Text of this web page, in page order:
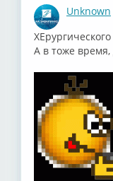
Unknown
А в тоже